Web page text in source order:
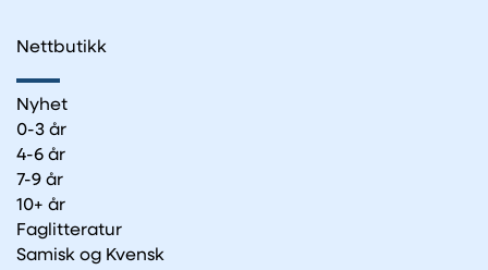
Nettbutikk
Nyhet
0-3 år
4-6 år
7-9 år
10+ år
Faglitteratur
Samisk og Kvensk